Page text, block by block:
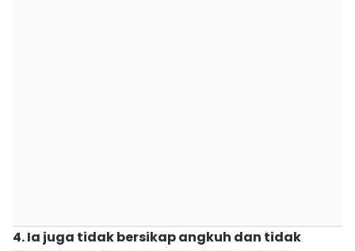
4. Ia juga tidak bersikap angkuh dan tidak